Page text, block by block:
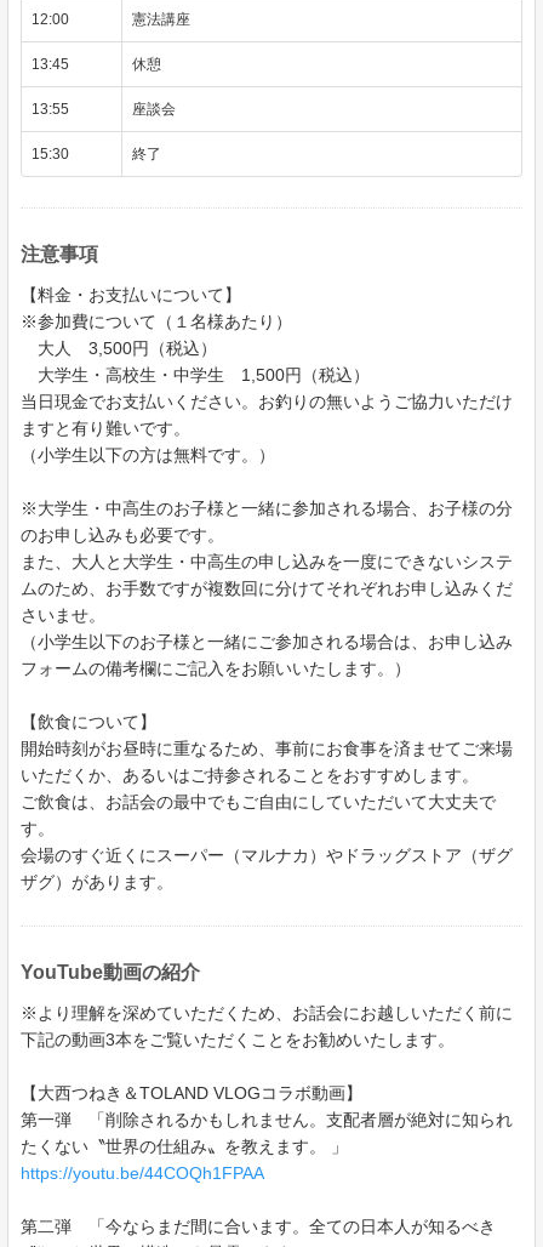
12:00 憲法講座
13:45 休憩
13:55 座談会
15:30 終了
注意事項
【料金・お支払いについて】
※参加費について（１名様あたり）
大人 3,500円（税込）
大学生・高校生・中学生 1,500円（税込）
当日現金でお支払いください。お釣りの無いようご協力いただけ
ますと有り難いです。
（小学生以下の方は無料です。）
※大学生・中高生のお子様と一緒に参加される場合、お子様の分
のお申し込みも必要です。
また、大人と大学生・中高生の申し込みを一度にできないシステ
ムのため、お手数ですが複数回に分けてそれぞれお申し込みくだ
さいませ。
（小学生以下のお子様と一緒にご参加される場合は、お申し込み
フォームの備考欄にご記入をお願いいたします。）
【飲食について】
開始時刻がお昼時に重なるため、事前にお食事を済ませてご来場
いただくか、あるいはご持参されることをおすすめします。
ご飲食は、お話会の最中でもご自由にしていただいて大丈夫で
す。
会場のすぐ近くにスーパー（マルナカ）やドラッグストア（ザグ
ザグ）があります。
YouTube動画の紹介
※より理解を深めていただくため、お話会にお越しいただく前に
下記の動画3本をご覧いただくことをお勧めいたします。
【大西つねき＆TOLAND VLOGコラボ動画】
第一弾 「削除されるかもしれません。支配者層が絶対に知られ
たくない〝世界の仕組み〟を教えます。 」
https://youtu.be/44COQh1FPAA
第二弾 「今ならまだ間に合います。全ての日本人が知るべき